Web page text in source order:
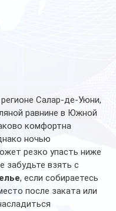
Салар-де-Уюни,
равнине в Южной
комфортна
ночью
резко упасть ниже
забудьте взять с
, если собираетесь
после заката или